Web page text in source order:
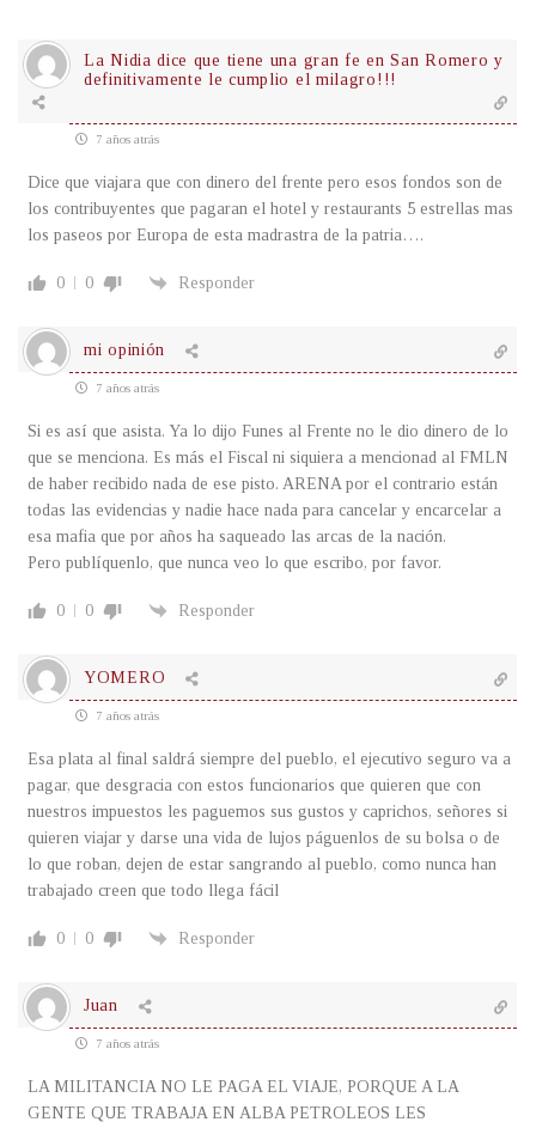
La Nidia dice que tiene una gran fe en San Romero y
definitivamente le cumplio el milagro!!!
7 años atrás
Dice que viajara que con dinero del frente pero esos fondos son de
los contribuyentes que pagaran el hotel y restaurants 5 estrellas mas
los paseos por Europa de esta madrastra de la patria….
0 0 Responder
mi opinión
7 años atrás
Si es así que asista. Ya lo dijo Funes al Frente no le dio dinero de lo
que se menciona. Es más el Fiscal ni siquiera a mencionad al FMLN
de haber recibido nada de ese pisto. ARENA por el contrario están
todas las evidencias y nadie hace nada para cancelar y encarcelar a
esa mafia que por años ha saqueado las arcas de la nación.
Pero publíquenlo, que nunca veo lo que escribo, por favor.
0 0 Responder
YOMERO
7 años atrás
Esa plata al final saldrá siempre del pueblo, el ejecutivo seguro va a
pagar, que desgracia con estos funcionarios que quieren que con
nuestros impuestos les paguemos sus gustos y caprichos, señores si
quieren viajar y darse una vida de lujos páguenlos de su bolsa o de
lo que roban, dejen de estar sangrando al pueblo, como nunca han
trabajado creen que todo llega fácil
0 0 Responder
Juan
7 años atrás
LA MILITANCIA NO LE PAGA EL VIAJE, PORQUE A LA
GENTE QUE TRABAJA EN ALBA PETROLEOS LES